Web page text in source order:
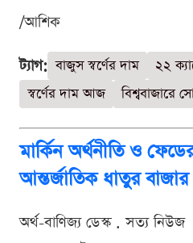
/আশিক
ট্যাগ: বাজুস স্বর্ণের দাম
২২
স্বর্ণের দাম আজ
বিশ্ববাজারে
মার্কিন অর্থনীতি ও
আন্তর্জাতিক ধাতুর বাজার
অর্থ-বাণিজ্য ডেস্ক . সত্য নিউজ